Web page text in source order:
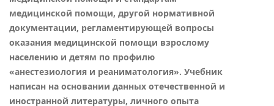
медицинской помощи, другой нормативной
документации, регламентирующей вопросы
оказания медицинской помощи взрослому
населению и детям по профилю
«анестезиология и реаниматология». Учебник
написан на основании данных отечественной и
иностранной литературы, личного опыта